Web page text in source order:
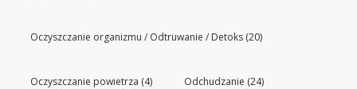
Oczyszczanie organizmu / Odtruwanie / Detoks (20)
Oczyszczanie powietrza (4) Odchudzanie (24)